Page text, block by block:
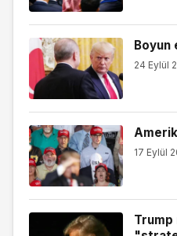
Boyun
24 Eylül
17 Eylül
Trump